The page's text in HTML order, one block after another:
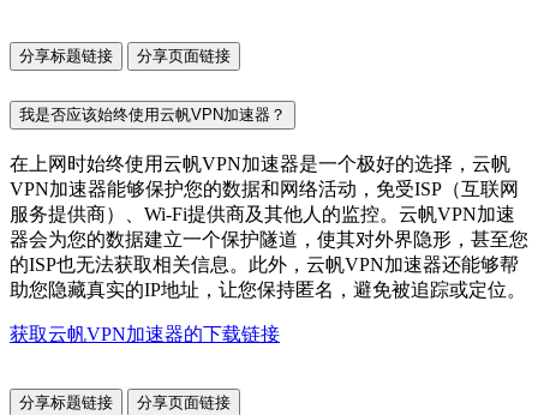
分享标题链接 分享页面链接
我是否应该始终使用云帆VPN加速器？
在上网时始终使用云帆VPN加速器是一个极好的选择，云帆
VPN加速器能够保护您的数据和网络活动，免受ISP（互联网
服务提供商）、Wi-Fi提供商及其他人的监控。云帆VPN加速
器会为您的数据建立一个保护隧道，使其对外界隐形，甚至您
的ISP也无法获取相关信息。此外，云帆VPN加速器还能够帮
助您隐藏真实的IP地址，让您保持匿名，避免被追踪或定位。
获取云帆VPN加速器的下载链接
分享标题链接 分享页面链接